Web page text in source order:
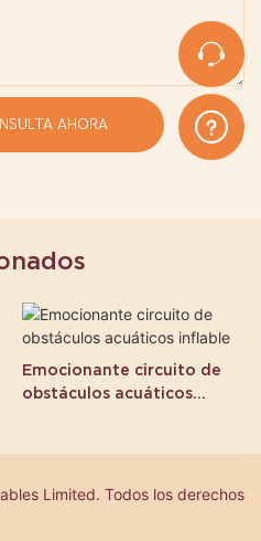
AHORA
Emocionante circuito de
obstáculos acuáticos
Limited. Todos los derechos